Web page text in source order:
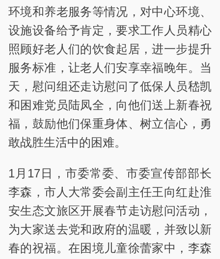
环境和养老服务等情况，对中心环境、
设施设备给予肯定，要求工作人员精心
照顾好老人们的饮食起居，进一步提升
服务标准，让老人们安享幸福晚年。当
天，慰问组还走访慰问了低保人员嵇凯
和困难党员陆凤全，向他们送上新春祝
福，鼓励他们保重身体、树立信心，勇
敢战胜生活中的困难。
1月17日，市委常委、市委宣传部部长
李森，市人大常委会副主任王向红赴淮
安生态文旅区开展春节走访慰问活动，
为大家送去党和政府的温暖，并致以新
春的祝福。在困境儿童徐蕾家中，李森